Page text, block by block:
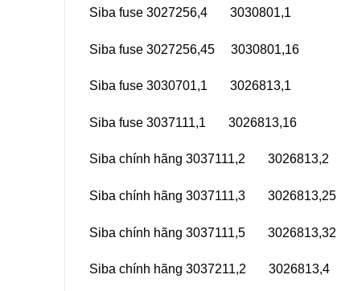
Siba fuse 3027256,4 3030801,1
Siba fuse 3027256,45 3030801,16
Siba fuse 3030701,1 3026813,1
Siba fuse 3037111,1 3026813,16
Siba chính hãng 3037111,2 3026813,2
Siba chính hãng 3037111,3 3026813,25
Siba chính hãng 3037111,5 3026813,32
Siba chính hãng 3037211,2 3026813,4